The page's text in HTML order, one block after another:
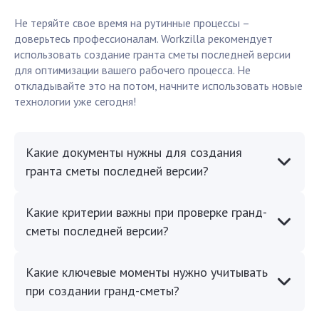
Не теряйте свое время на рутинные процессы –
доверьтесь профессионалам. Workzilla рекомендует
использовать создание гранта сметы последней версии
для оптимизации вашего рабочего процесса. Не
откладывайте это на потом, начните использовать новые
технологии уже сегодня!
Какие документы нужны для создания
гранта сметы последней версии?
Какие критерии важны при проверке гранд-
сметы последней версии?
Какие ключевые моменты нужно учитывать
при создании гранд-сметы?